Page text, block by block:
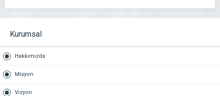
Kurumsal
Hakkımızda
Misyon
Vizyon